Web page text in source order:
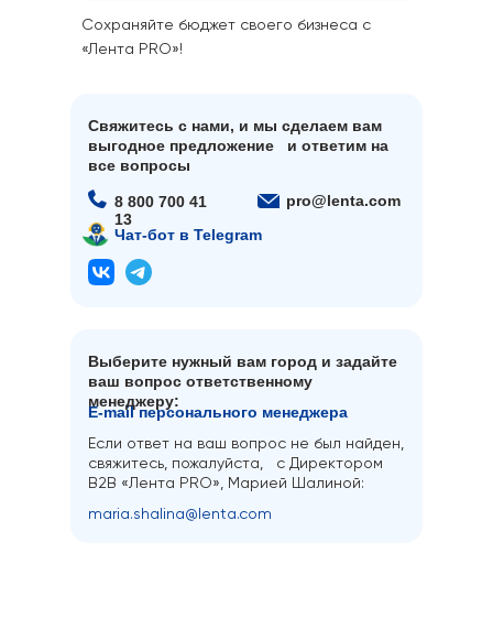
Сохраняйте бюджет своего бизнеса с
«Лента PRO»!
Свяжитесь с нами, и мы сделаем вам
выгодное предложение и ответим на
все вопросы
8 800 700 41
13
pro@lenta.com
maria.shalina@lenta.com
E-mail персонального менеджера
Если ответ на ваш вопрос не был найден,
свяжитесь, пожалуйста, с Директором
B2B «Лента PRO», Марией Шалиной:
Выберите нужный вам город и задайте
ваш вопрос ответственному
менеджеру:
Чат-бот в Telegram